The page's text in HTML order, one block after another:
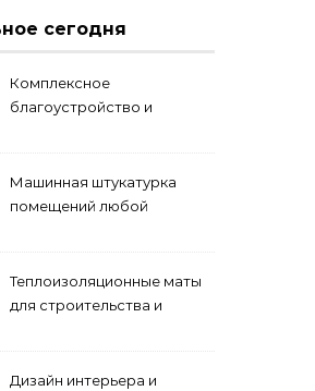
сегодня
Комплексное
благоустройство и
Машинная штукатурка
помещений любой
Теплоизоляционные маты
для строительства и
Дизайн интерьера и